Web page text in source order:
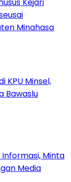
KPU Minsel,
Bawaslu
Informasi, Minta
Media